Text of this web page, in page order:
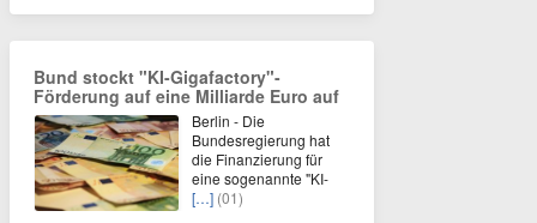
Bund stockt "KI-Gigafactory"-
Förderung auf eine Milliarde Euro auf
Berlin - Die
Bundesregierung hat
die Finanzierung für
eine sogenannte "KI-
[…] (01)